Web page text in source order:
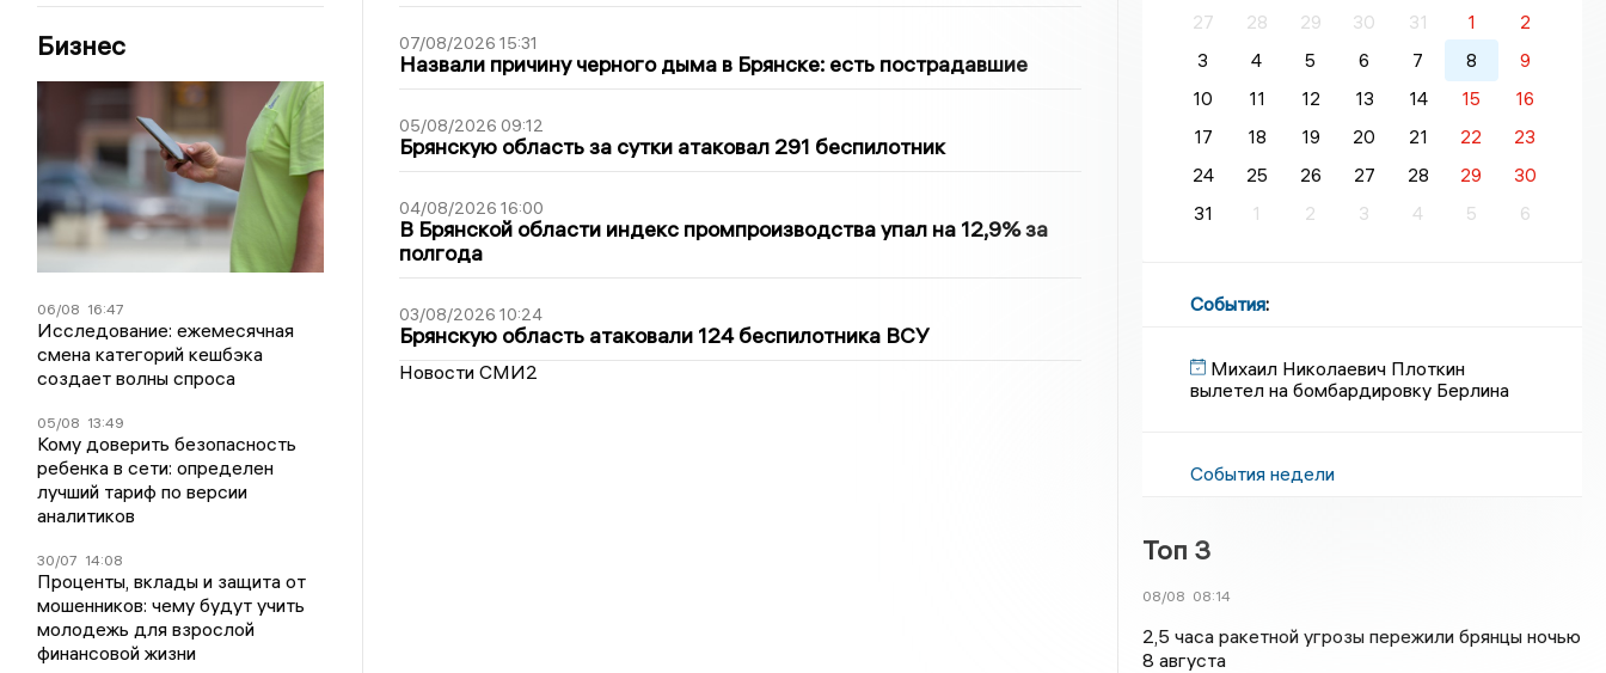
Бизнес
06/08 16:47
Исследование: ежемесячная
смена категорий кешбэка
создает волны спроса
05/08 13:49
Кому доверить безопасность
ребенка в сети: определен
лучший тариф по версии
аналитиков
30/07 14:08
Проценты, вклады и защита от
мошенников: чему будут учить
молодежь для взрослой
финансовой жизни
07/08/2026 15:31
Назвали причину черного дыма в Брянске: есть пострадавшие
05/08/2026 09:12
Брянскую область за сутки атаковал 291 беспилотник
04/08/2026 16:00
В Брянской области индекс промпроизводства упал на 12,9% за
полгода
03/08/2026 10:24
Брянскую область атаковали 124 беспилотника ВСУ
Новости СМИ2
27
28 29 30 31 1
2
3
4 5 6 7 8
9
10
11 12 13 14 15
16
17
18 19 20 21 22
23
24
25 26 27 28 29
30
31
1 2 3 4 5 6
События:
Михаил Николаевич Плоткин
вылетел на бомбардировку Берлина
События недели
Топ 3
08/08 08:14
2,5 часа ракетной угрозы пережили брянцы ночью
8 августа